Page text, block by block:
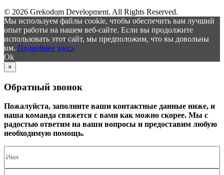
© 2026 Grekodom Development. All Rights Reserved.
Мы используем файлы cookie, чтобы обеспечить вам лучший
опыт работы на нашем веб-сайте. Если вы продолжите
использовать этот сайт, мы предположим, что вы довольны
им. Подробнее здесь
Ok
×
Обратный звонок
Пожалуйста, заполните ваши контактные данные ниже, и
наша команда свяжется с вами как можно скорее. Мы с
радостью ответим на ваши вопросы и предоставим любую
необходимую помощь.